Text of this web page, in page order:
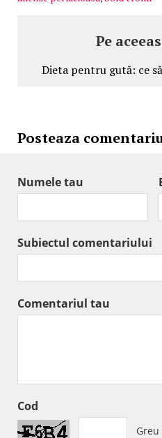
Pe
Dieta pentru gută: ce
Posteaza
Numele tau
Subiectul comentariului
Comentariul tau
Cod